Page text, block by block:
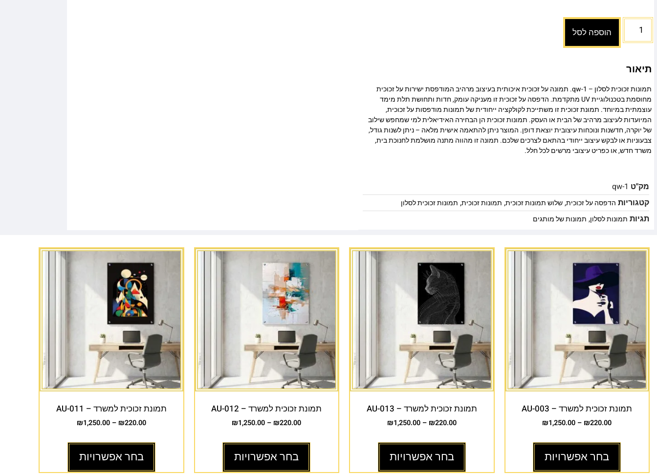
הוספה לסל
תיאור
תמונות זכוכית לסלון – qw-1. תמונה על זכוכית איכותית בעיצוב מרהיב המודפסת ישירות על זכוכית
מחוסמת בטכנולוגיית UV מתקדמת. הדפסה על זכוכית זו מעניקה עומק, חדות ותחושת תלת מימד
עוצמתית במיוחד. תמונת זכוכית זו משתייכת לקולקציה ייחודית של תמונות מודפסות על זכוכית,
המיועדות לעיצוב מרהיב של הבית או העסק. תמונות זכוכית הן הבחירה האידיאלית למי שמחפש שילוב
של יוקרה, חדשנות ונוכחות עיצובית יוצאת דופן. המוצר ניתן להתאמה אישית מלאה – ניתן לשנות גודל,
צבעוניות או לבקש עיצוב ייחודי בהתאם לצרכים שלכם. תמונה זו מהווה מתנה מושלמת לחנוכת בית,
משרד חדש, או כפריט עיצובי מרשים לכל חלל.
מק"ט qw-1
קטגוריות הדפסה על זכוכית,שלוש תמונות זכוכית, תמונות זכוכית, תמונות זכוכית לסלון
תגיות תמונות לסלון, תמונות של מותגים
תמונת זכוכית למשרד – AU-003
₪220.00
–
₪1,250.00
בחר אפשרויות
תמונת זכוכית למשרד – AU-013
₪220.00
–
₪1,250.00
בחר אפשרויות
תמונת זכוכית למשרד – AU-012
₪220.00
–
₪1,250.00
בחר אפשרויות
תמונת זכוכית למשרד – AU-011
₪220.00
–
₪1,250.00
בחר אפשרויות